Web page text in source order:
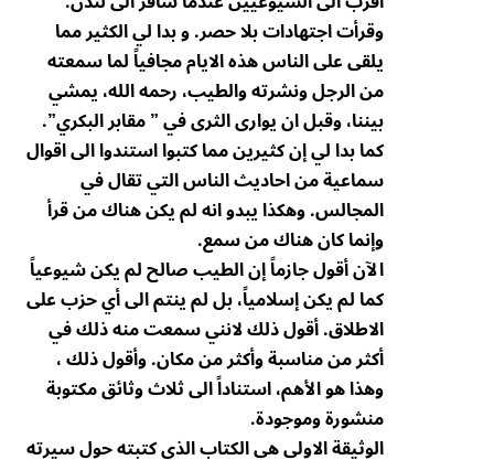
وقرأت اجتهادات بلا حصر. و بدا لي الكثير مما
يلقى على الناس هذه الايام مجافياً لما سمعته
من الرجل ونشرته والطيب، رحمه الله، يمشي
بيننا، وقبل ان يوارى الثرى في ” مقابر البكري”.
كما بدا لي إن كثيرين مما كتبوا استندوا الى اقوال
سماعية من احاديث الناس التي تقال في
المجالس. وهكذا يبدو انه لم يكن هناك من قرأ
وإنما كان هناك من سمع.
الآن أقول جازماً إن الطيب صالح لم يكن شيوعياً
كما لم يكن إسلامياً، بل لم ينتم الى أي حزب على
الاطلاق. أقول ذلك لانني سمعت منه ذلك في
أكثر من مناسبة وأكثر من مكان. وأقول ذلك ،
وهذا هو الأهم، استناداً الى ثلاث وثائق مكتوبة
منشورة وموجودة.
الوثيقة الاولى هي الكتاب الذي كتبته حول سيرته